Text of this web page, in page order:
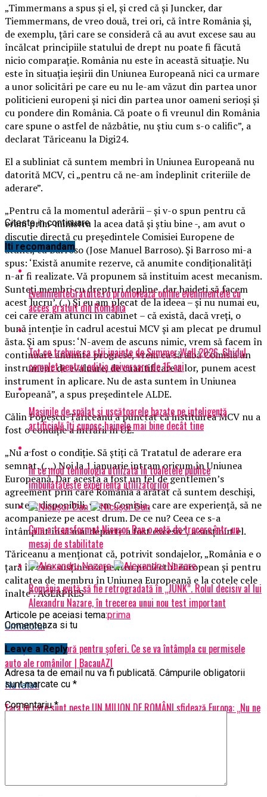
„Timmermans a spus şi el, şi cred că şi Juncker, dar
Tiemmermans, de vreo două, trei ori, că între România şi,
de exemplu, ţări care se consideră că au avut excese sau au
încălcat principiile statului de drept nu poate fi făcută
nicio comparaţie. România nu este în această situaţie. Nu
este în situaţia ieşirii din Uniunea Europeană nici ca urmare
a unor solicitări pe care eu nu le-am văzut din partea unor
politicieni europeni şi nici din partea unor oameni serioşi şi
cu pondere din România. Că poate o fi vreunul din România
care spune o astfel de năzbâtie, nu ştiu cum s-o calific”, a
declarat Tăriceanu la Digi24.
El a subliniat că suntem membri în Uniunea Europeană nu
datorită MCV, ci „pentru că ne-am îndeplinit criteriile de
aderare”.
„Pentru că la momentul aderării – şi v-o spun pentru că
eram prim-ministru la acea dată şi ştiu bine -, am avut o
discuţie directă cu preşedintele Comisiei Europene de
atunci, cu Barroso (Jose Manuel Barroso). Şi Barroso mi-a
spus: ‘Există anumite rezerve, că anumite condiţionalităţi
n-ar fi realizate. Vă propunem să instituim acest mecanism.
Sunteţi membri cu drepturi depline, dar haideţi să facem
acest lucru’. (..) Şi eu am plecat de la ideea – şi nu numai eu,
cei care eram atunci în cabinet – că există, dacă vreţi, o
bună intenţie în cadrul acestui MCV şi am plecat pe drumul
ăsta. Şi am spus: ‘N-avem de ascuns nimic, vrem să facem în
continuare anumite progrese, vrem ca să aibă Comisia un
instrument de evaluare, de cuantificare a lor, punem acest
instrument în aplicare. Nu de asta suntem în Uniunea
Europeană”, a spus preşedintele ALDE.
Călin Popescu-Tăriceanu a punctat că instituirea MCV nu a
fost o condiţie a intrării în UE.
„Nu a fost o condiţie. Să ştiţi că Tratatul de aderare era
semnat. (…) Noi la 1 ianuarie intram oricum în Uniunea
Europeană. Dar acesta a fost un fel de gentlemen’s
agreement prin care România a arătat că suntem deschişi,
suntem disponibili, vrem Comisia, care are experienţă, să ne
acompanieze pe acest drum. De ce nu? Ceea ce s-a
întâmplat însă mai departe a fost excesiv”, a susţinut el.
Tăriceanu a menţionat că, potrivit sondajelor, „România e o
ţară în care susţinerea pentru proiectul european şi pentru
calitatea de membru în Uniunea Europeană e la cotele cele
înalte”. AGERPRES
Articole pe aceiasi tema:prima
Urmatorul
Anunţ de ultimă oră pentru şoferi. Ce se va întâmpla cu permisele
auto ale românilor | BacauAZI
Nu ratati
Țara în care sunt peste UN MILION DE ROMÂNI sfidează Europa: „Nu ne
Citeste in continuare
Iti recomandam
EvenimenteGratuite.ro promovează online evenimentele cu
acces gratuit din România
Tot ce trebuie sa stii inainte de Summer Well 2026. Ghidul
complet pentru editia aniversara de 15 ani
Mașinile de spălat și uscătoarele bazate pe inteligență
artificială îți cunosc hainele mai bine decât tine
În ce mod tehnologia utilizată în toaletele publice
îmbunătățește experiența utilizatorilor
Cum a transformat Nicușor Dan o notă de trecere într-un
mesaj de stabilitate
România evită să fie retrogradată în „JUNK”. Rolul decisiv al lui
Alexandru Nazare, în trecerea unui nou test important
Comenteaza si tu
Leave a Reply
Adresa ta de email nu va fi publicată. Câmpurile obligatorii
sunt marcate cu *
Comentariu*